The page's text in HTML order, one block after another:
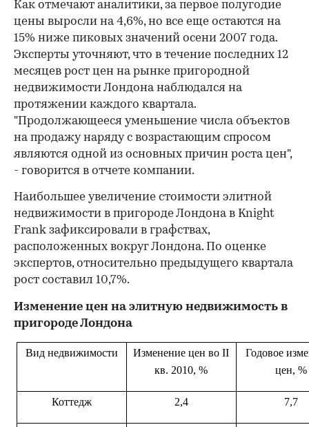
Как отмечают аналитики, за первое полугодие
цены выросли на 4,6%, но все еще остаются на
15% ниже пиковых значений осени 2007 года.
Эксперты уточняют, что в течение последних 12
месяцев рост цен на рынке пригородной
недвижимости Лондона наблюдался на
протяжении каждого квартала.
"Продолжающееся уменьшение числа объектов
на продажу наряду с возрастающим спросом
являются одной из основных причин роста цен",
- говорится в отчете компании.
Наибольшее увеличение стоимости элитной
недвижимости в пригороде Лондона в Knight
Frank зафиксировали в графствах,
расположенных вокруг Лондона. По оценке
экспертов, относительно предыдущего квартала
рост составил 10,7%.
Изменение цен на элитную недвижимость в
пригороде Лондона
Вид недвижимости Изменение ценво II
кв. 2010, %
Годовое
цен, %
Коттедж 2,4 7,7